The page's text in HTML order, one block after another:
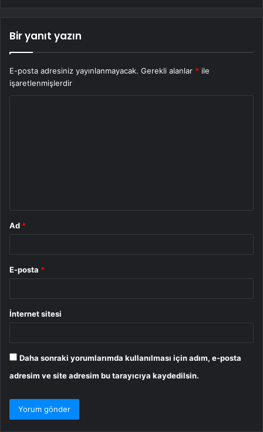
Bir yanıt yazın
E-posta adresiniz yayınlanmayacak. Gerekli alanlar * ile
işaretlenmişlerdir
Ad *
E-posta *
İnternet sitesi
Daha sonraki yorumlarımda kullanılması için adım, e-posta
adresim ve site adresim bu tarayıcıya kaydedilsin.